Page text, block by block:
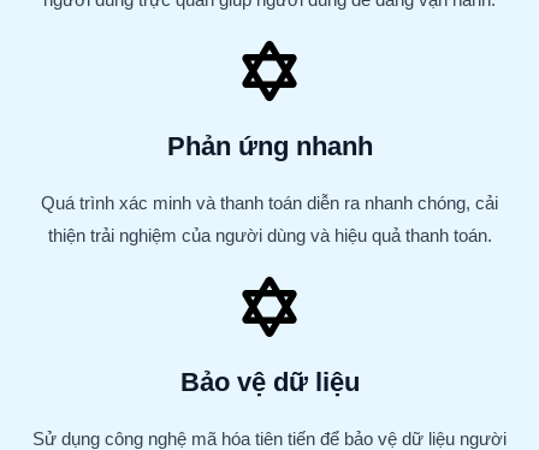
Phản ứng nhanh
Quá trình xác minh và thanh toán diễn ra nhanh chóng, cải
thiện trải nghiệm của người dùng và hiệu quả thanh toán.
Bảo vệ dữ liệu
Sử dụng công nghệ mã hóa tiên tiến để bảo vệ dữ liệu người